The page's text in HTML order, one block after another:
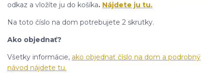
odkaz a vložíte ju do košíka. Nájdete ju tu.
Na toto číslo na dom potrebujete 2 skrutky.
Ako objednať?
Všetky informácie, ako objednať číslo na dom a podrobný
návod nájdete tu.